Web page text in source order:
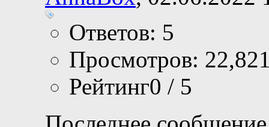
Ответов: 5
Просмотров:
Рейтинг0 / 5